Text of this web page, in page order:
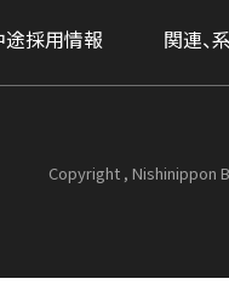
途採用情報 関連、
Copyright , Nishinippon